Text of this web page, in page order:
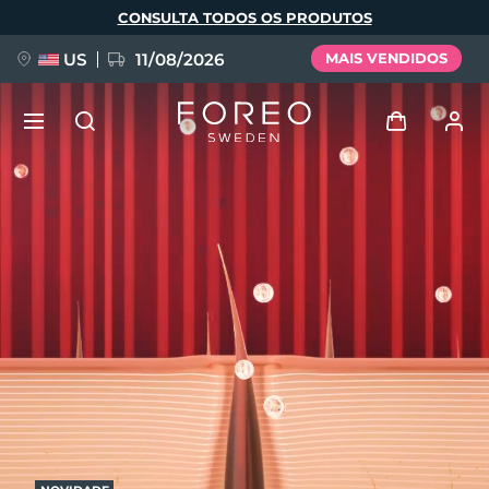
principal
CONSULTA TODOS OS PRODUTOS
US 11/08/2026 MAIS VENDIDOS
Meus aparelhos
Meus pedidos
Meus endereços
As minhas subscrições
FAQ™ Pure Beauty-Tech Elixir
issa™ Teeth Whitening Set
Deutsch
Español
Français
Italiano
Português
Polski
Svenska
Русский
Türkçe
简体中文 繁體中文